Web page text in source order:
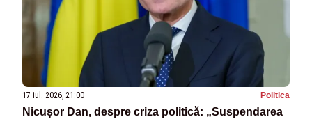
17 iul. 2026, 21:00 Politica
Nicușor Dan, despre criza politică: „Suspendarea